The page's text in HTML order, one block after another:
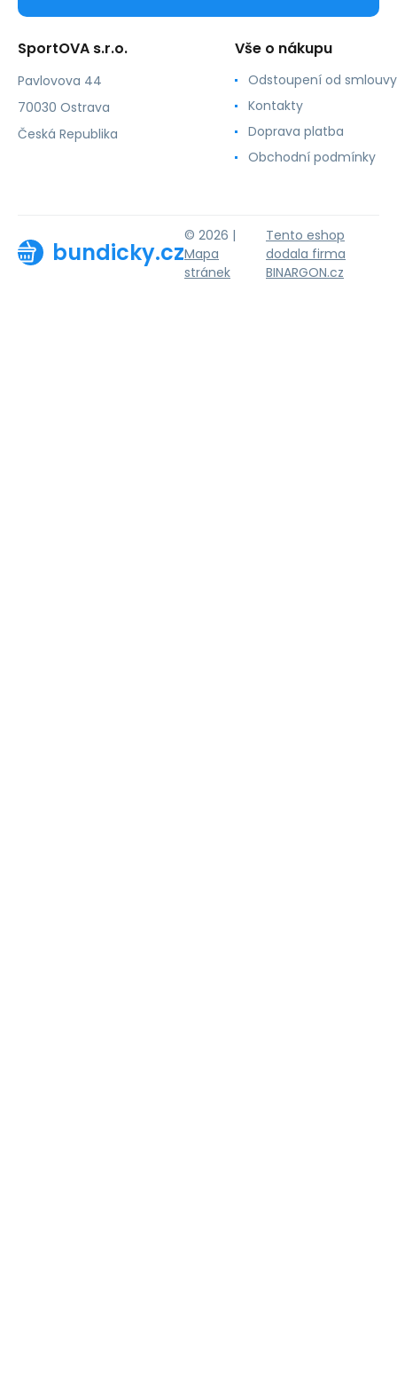
SportOVA s.r.o.
Pavlovova 44
70030 Ostrava
Česká Republika
Vše o nákupu
Odstoupení od smlouvy
Kontakty
Doprava platba
Obchodní podmínky
bundicky.cz
© 2026 |
Mapa
stránek
Tento eshop
dodala firma
BINARGON.cz